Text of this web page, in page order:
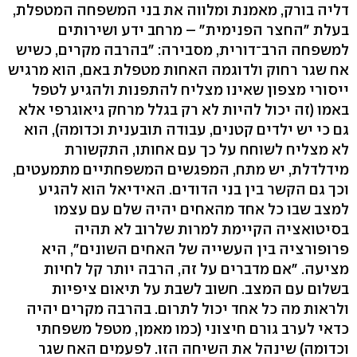
דליה בורק, מאמנת ומלווה את בני המשפחה המטפלת,
בעלת "החצר הפנימית" – מרחב ידע ושירותים
למשפחה הרב־דורית, מסבירה: "בהרבה מקרים, כשיש
אח שגר רחוק ולדוגמה האחות מטפלת באם, הוא מרגיש
ייסורי מצפון שאינו מצליח להתפנות ולהגיע לטפל
באמו (זה יכול להיות לא רק בגלל מרחק גיאוגרפי אלא
גם כי יש ילדים קטנים, עבודה תובענית וכדומה), הוא
לא מצליח לשוחח על כך עם אחותו, התקשורת
מידלדלת, יש מתח, המפגשים המשפחתיים מתמעטים,
וכך גם הקשר בין בני הדודים. האידיאל הוא להגיע
למצב שבו כל אחד מהאחים יהיה שלם עם עצמו
בסיטואציה הקיימת למרות שלרוב לא תהיה
פרופורציה בין העשייה של האחים השונים", היא
מציעה. "אם מדברים על זה, הרבה יותר קל לחיות
בשלום עם המצב. חשוב לשבת על תיאום ציפיות
ולראות מה כל אחד יכול לתרום. בהרבה מקרים יהיה
כדאי לערב גורם חיצוני (כמו מאמן, מטפל משפחתי
וכדומה) שינהל את השיחה הזו. לפעמים האח שגר